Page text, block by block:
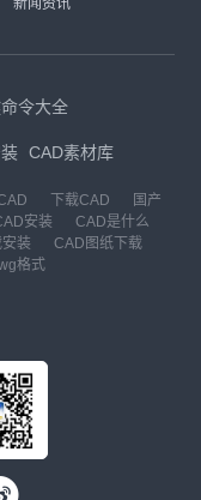
新闻资讯
令大全
CAD素材库
下载CAD
国产
安装
CAD是什么
装
CAD图纸下载
格式